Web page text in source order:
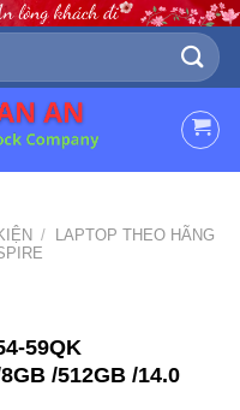
/ LAPTOP THEO HÃNG
59QK
/512GB /14.0